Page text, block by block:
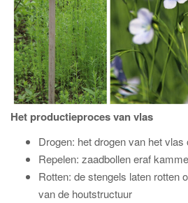
Het productieproces van vlas
Drogen: het drogen van het
Repelen: zaadbollen eraf
Rotten: de stengels laten rotten
van de houtstructuur